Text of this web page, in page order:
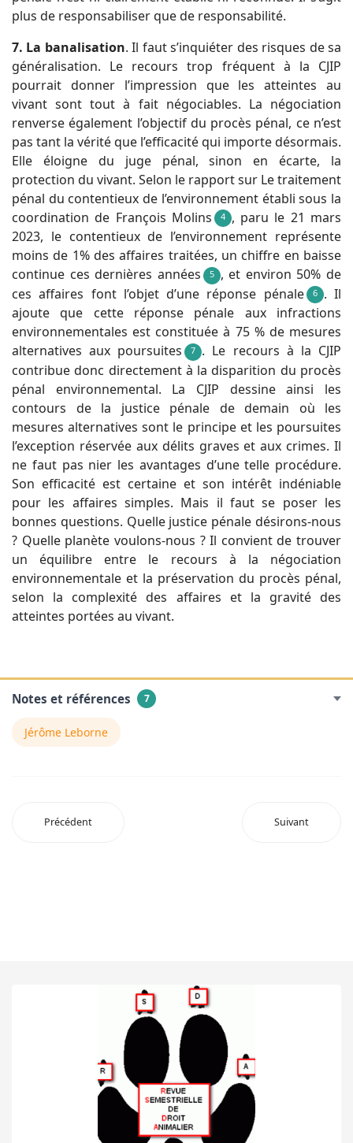
plus de responsabiliser que de responsabilité.
7. La banalisation. Il faut s’inquiéter des risques de sa
généralisation. Le recours trop fréquent à la CJIP
pourrait donner l’impression que les atteintes au
vivant sont tout à fait négociables. La négociation
renverse également l’objectif du procès pénal, ce n’est
pas tant la vérité que l’efficacité qui importe désormais.
Elle éloigne du juge pénal, sinon en écarte, la
protection du vivant. Selon le rapport sur Le traitement
pénal du contentieux de l’environnement établi sous la
coordination de François Molins
4 , paru le 21 mars
2023, le contentieux de l’environnement représente
moins de 1% des affaires traitées, un chiffre en baisse
continue ces dernières années
5 , et environ 50% de
ces affaires font l’objet d’une réponse pénale
6 . Il
ajoute que cette réponse pénale aux infractions
environnementales est constituée à 75 % de mesures
alternatives aux poursuites
7 . Le recours à la CJIP
contribue donc directement à la disparition du procès
pénal environnemental. La CJIP dessine ainsi les
contours de la justice pénale de demain où les
mesures alternatives sont le principe et les poursuites
l’exception réservée aux délits graves et aux crimes. Il
ne faut pas nier les avantages d’une telle procédure.
Son efficacité est certaine et son intérêt indéniable
pour les affaires simples. Mais il faut se poser les
bonnes questions. Quelle justice pénale désirons-nous
? Quelle planète voulons-nous ? Il convient de trouver
un équilibre entre le recours à la négociation
environnementale et la préservation du procès pénal,
selon la complexité des affaires et la gravité des
atteintes portées au vivant.
Notes et références 7
Jérôme Leborne
Précédent Suivant